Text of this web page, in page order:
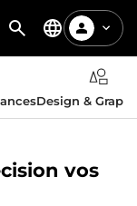
Design &
vos